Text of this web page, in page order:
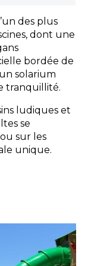
des plus
dont une
bordée de
solarium
tranquillité.
ludiques et
se
sur les
unique.